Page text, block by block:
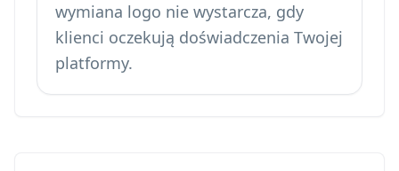
wymiana logo nie wystarcza, gdy
klienci oczekują doświadczenia Twojej
platformy.